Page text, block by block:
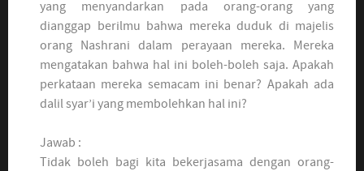
yang menyandarkan pada orang-orang yang
dianggap berilmu bahwa mereka duduk di majelis
orang Nashrani dalam perayaan mereka. Mereka
mengatakan bahwa hal ini boleh-boleh saja. Apakah
perkataan mereka semacam ini benar? Apakah ada
dalil syar’i yang membolehkan hal ini?
Jawab :
Tidak boleh bagi kita bekerjasama dengan orang-